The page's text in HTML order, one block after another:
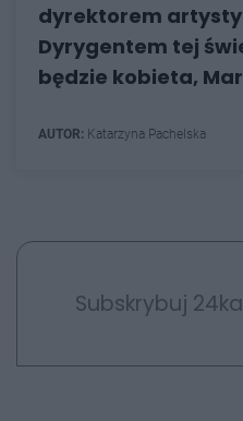
dyrektorem
Dyrygentem tej
będzie kobieta,
AUTOR: Katarzyna Pachelska
Subskrybuj